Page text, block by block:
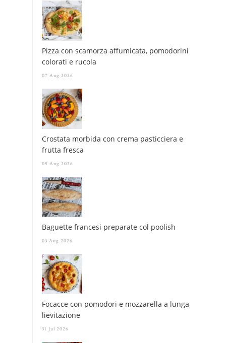
Pizza con scamorza affumicata, pomodorini
colorati e rucola
07 Aug 2026
Crostata morbida con crema pasticciera e
frutta fresca
05 Aug 2026
Baguette francesi preparate col poolish
03 Aug 2026
Focacce con pomodori e mozzarella a lunga
lievitazione
31 Jul 2026